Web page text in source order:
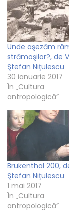
Unde aşezăm
strămoşilor?, de
Ştefan Niţulescu
30 ianuarie 2017
În „Cultura
antropologică”
Brukenthal 200,
Ştefan Niţulescu
1 mai 2017
În „Cultura
antropologică”